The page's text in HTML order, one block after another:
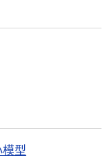
型